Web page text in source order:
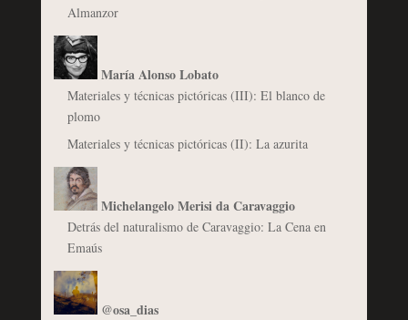
Almanzor
María Alonso Lobato
Materiales y técnicas pictóricas (III): El blanco de
plomo
Materiales y técnicas pictóricas (II): La azurita
Michelangelo Merisi da Caravaggio
Detrás del naturalismo de Caravaggio: La Cena en
Emaús
@osa_dias